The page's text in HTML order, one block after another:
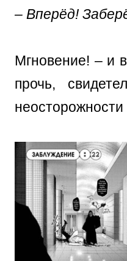
– Вперёд!
Мгновение! – и
прочь,